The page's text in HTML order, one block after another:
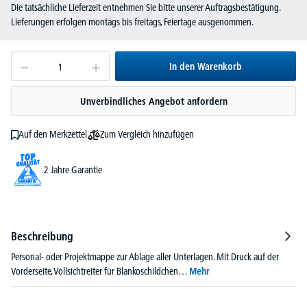
Die tatsächliche Lieferzeit entnehmen Sie bitte unserer Auftragsbestätigung.
Lieferungen erfolgen montags bis freitags, Feiertage ausgenommen.
In den Warenkorb
Unverbindliches Angebot anfordern
Auf den Merkzettel Zum Vergleich hinzufügen
2 Jahre Garantie
Beschreibung
Personal- oder Projektmappe zur Ablage aller Unterlagen. Mit Druck auf der
Vorderseite, Vollsichtreiter für Blankoschildchen… Mehr